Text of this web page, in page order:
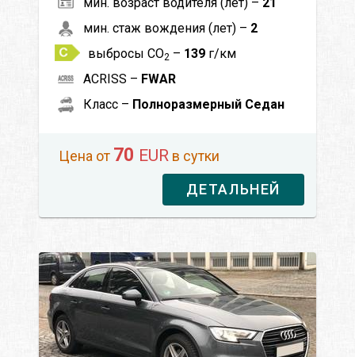
мин. стаж вождения (лет) – 2
выбросы CO2 – 139 г/км
ACRISS – FWAR
Класс – Полноразмерный Седан
Цена от 70 EUR в сутки
ДЕТАЛЬНЕЙ